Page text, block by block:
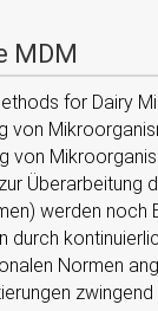
MDM
for Dairy
Überarbeitung
werden noch
durch
Normen